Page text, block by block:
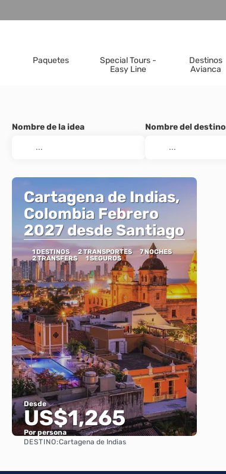
Paquetes
Special Tours -
Easy Line
Destinos
Avianca
Nombre de la idea Nombre del destino
Cartagena de Indias,
Colombia Febrero
2027 desde Santiago
1 DESTINOS 2 TRANSPORTES
7 NOCHES
2 TRANSFERS
1 SEGUROS
Desde
US$1,265
Por persona
Ver
DESTINO:Cartagena de Indias